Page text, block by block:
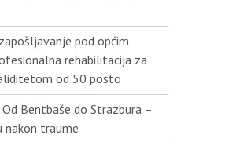
pod općim
rehabilitacija za
od 50 posto
Od Bentbaše do Strazbura –
nakon traume